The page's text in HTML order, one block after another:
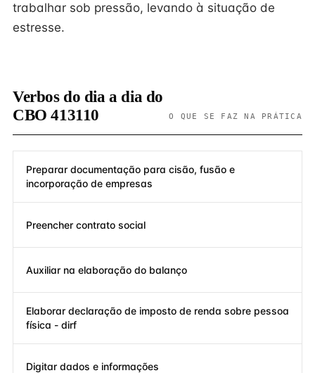
trabalhar sob pressão, levando à situação de
estresse.
Verbos do dia a dia do
CBO 413110
O QUE SE FAZ NA PRÁTICA
Preparar documentação para cisão, fusão e
incorporação de empresas
Preencher contrato social
Auxiliar na elaboração do balanço
Elaborar declaração de imposto de renda sobre pessoa
física - dirf
Digitar dados e informações